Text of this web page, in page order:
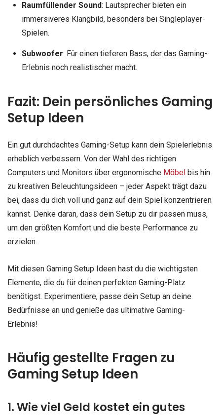
Raumfüllender Sound: Lautsprecher bieten ein
immersiveres Klangbild, besonders bei Singleplayer-
Spielen.
Subwoofer: Für einen tieferen Bass, der das Gaming-
Erlebnis noch realistischer macht.
Fazit: Dein persönliches Gaming
Setup Ideen
Ein gut durchdachtes Gaming-Setup kann dein Spielerlebnis
erheblich verbessern. Von der Wahl des richtigen
Computers und Monitors über ergonomische Möbel bis hin
zu kreativen Beleuchtungsideen – jeder Aspekt trägt dazu
bei, dass du dich voll und ganz auf dein Spiel konzentrieren
kannst. Denke daran, dass dein Setup zu dir passen muss,
um den größten Komfort und die beste Performance zu
erzielen.
Mit diesen Gaming Setup Ideen hast du die wichtigsten
Elemente, die du für deinen perfekten Gaming-Platz
benötigst. Experimentiere, passe dein Setup an deine
Bedürfnisse an und genieße das ultimative Gaming-
Erlebnis!
Häufig gestellte Fragen zu
Gaming Setup Ideen
1. Wie viel Geld kostet ein gutes